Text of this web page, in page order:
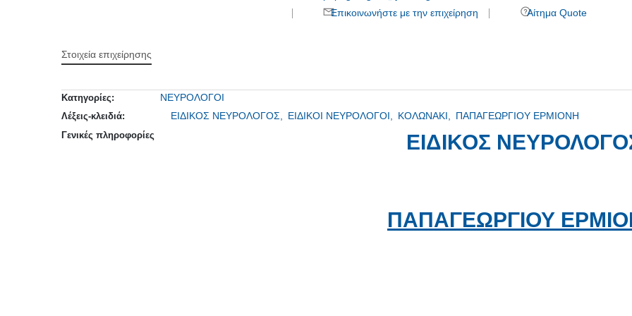
Επικοινωνήστε με την επιχείρηση
Αίτημα Quote
Στοιχεία επιχείρησης
Κατηγορίες: ΝΕΥΡΟΛΟΓΟΙ
Λέξεις-κλειδιά: ΕΙΔΙΚΟΣ ΝΕΥΡΟΛΟΓΟΣ, ΕΙΔΙΚΟΙ ΝΕΥΡΟΛΟΓΟΙ, ΚΟΛΩΝΑΚΙ, ΠΑΠΑΓΕΩΡΓΙΟΥ ΕΡΜΙΟΝΗ
Γενικές πληροφορίες ΕΙΔΙΚΟΣ
ΠΑΠΑΓΕΩΡΓΙΟΥ